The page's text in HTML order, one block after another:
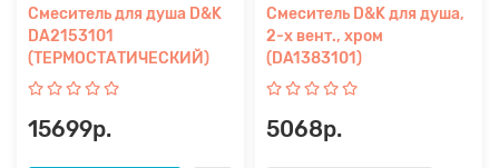
Смеситель для душа D&K
DA2153101
(ТЕРМОСТАТИЧЕСКИЙ)
15699р.
Смеситель D&K для душа,
2-х вент., хром
(DA1383101)
5068р.